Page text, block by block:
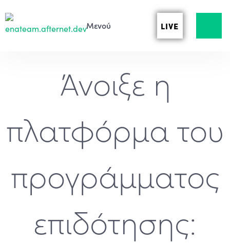
LIVE
Άνοιξε η
πλατφόρμα του
προγράμματος
επιδότησης: